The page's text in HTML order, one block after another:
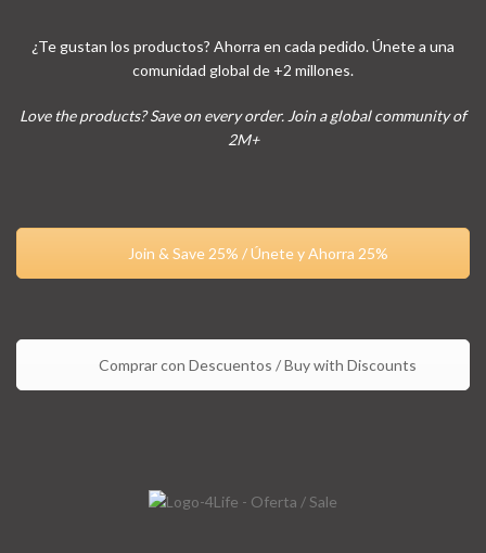
¿Te gustan los productos? Ahorra en cada pedido. Únete a una
comunidad global de +2 millones.
Love the products? Save on every order. Join a global community of
2M+
Join & Save 25% / Únete y Ahorra 25%
Comprar con Descuentos / Buy with Discounts